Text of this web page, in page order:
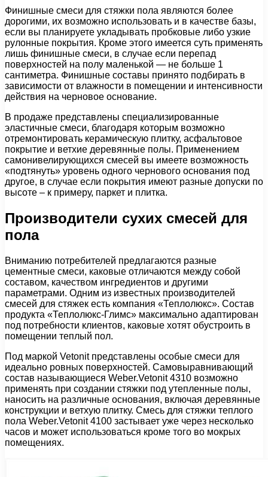
Финишные смеси для стяжки пола являются более
дорогими, их возможно использовать и в качестве базы,
если вы планируете укладывать пробковые либо узкие
рулонные покрытия. Кроме этого имеется суть применять
лишь финишные смеси, в случае если перепад
поверхностей на полу маленькой — не больше 1
сантиметра. Финишные составы принято подбирать в
зависимости от влажности в помещении и интенсивности
действия на черновое основание.
В продаже представлены специализированные
эластичные смеси, благодаря которым возможно
отремонтировать керамическую плитку, асфальтовое
покрытие и ветхие деревянные полы. Применением
самонивелирующихся смесей вы имеете возможность
«подтянуть» уровень одного чернового основания под
другое, в случае если покрытия имеют разные допуски по
высоте – к примеру, паркет и плитка.
Производители сухих смесей для
пола
Вниманию потребителей предлагаются разные
цементные смеси, каковые отличаются между собой
составом, качеством ингредиентов и другими
параметрами. Одним из известных производителей
смесей для стяжек есть компания «Теплолюкс». Состав
продукта «Теплолюкс-Глимс» максимально адаптирован
под потребности клиентов, каковые хотят обустроить в
помещении теплый пол.
Под маркой Vetonit представлены особые смеси для
идеально ровных поверхностей. Самовыравнивающий
состав называющиеся Weber.Vetonit 4310 возможно
применять при создании стяжки под утепленные полы,
наносить на различные основания, включая деревянные
конструкции и ветхую плитку. Смесь для стяжки теплого
пола Weber.Vetonit 4100 застывает уже через несколько
часов и может использоваться кроме того во мокрых
помещениях.